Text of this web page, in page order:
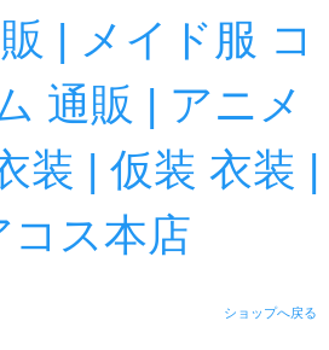
| メイド服 コ
通販 | アニメ
装 | 仮装 衣装 |
コス本店
ショップへ戻る